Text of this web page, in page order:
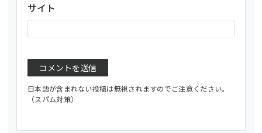
サイト
日本語が含まれない投稿は無視されますのでご注意ください。
（スパム対策）